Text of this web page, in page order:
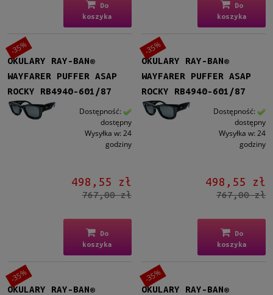
Do
koszyka
Do
koszyka
OKULARY RAY-BAN®
WAYFARER PUFFER ASAP
ROCKY RB4940-601/87
Dostępność:
dostępny
Wysyłka w: 24
godziny
498,55 zł
767,00 zł
Do
koszyka
-35%
OKULARY RAY-BAN®
WAYFARER PUFFER ASAP
ROCKY RB4940-601/87
Dostępność:
dostępny
Wysyłka w: 24
godziny
498,55 zł
767,00 zł
Do
koszyka
-35%
OKULARY RAY-BAN®
-35%
OKULARY RAY-BAN®
-35%